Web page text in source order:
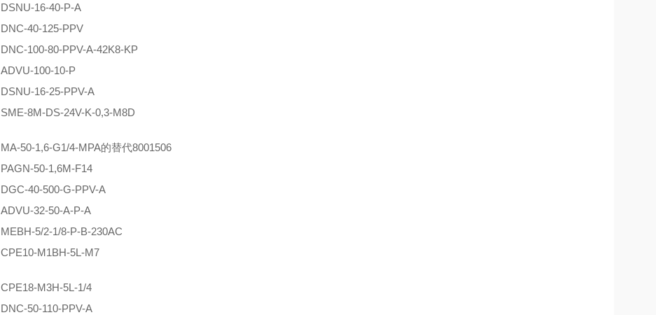
DSNU-16-40-P-A
DNC-40-125-PPV
DNC-100-80-PPV-A-42K8-KP
ADVU-100-10-P
DSNU-16-25-PPV-A
SME-8M-DS-24V-K-0,3-M8D
MA-50-1,6-G1/4-MPA的替代8001506
PAGN-50-1,6M-F14
DGC-40-500-G-PPV-A
ADVU-32-50-A-P-A
MEBH-5/2-1/8-P-B-230AC
CPE10-M1BH-5L-M7
CPE18-M3H-5L-1/4
DNC-50-110-PPV-A